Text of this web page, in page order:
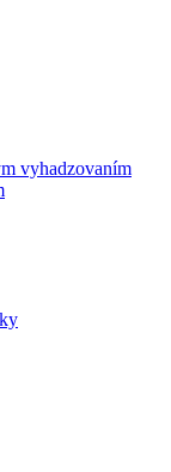
vyhadzovaním